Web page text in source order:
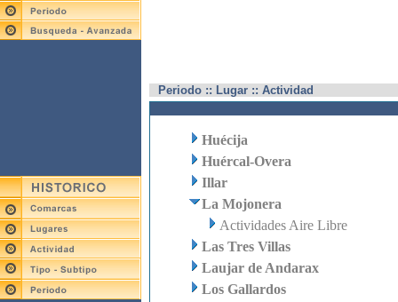
Periodo :: Lugar :: Actividad
Huécija
Huércal-Overa
Illar
La Mojonera
Actividades Aire Libre
Las Tres Villas
Laujar de Andarax
Los Gallardos